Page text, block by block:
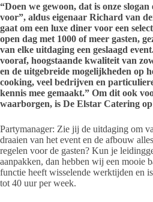
“Doen we gewoon, dat is onze
voor”, aldus eigenaar Richard van
gaat om een luxe diner voor een
open dag met 1000 of meer gasten,
van elke uitdaging een geslaagd
vooraf, hoogstaande kwaliteit van
en de uitgebreide mogelijkheden op
cooking, veel bedrijven en
kennis mee gemaakt.” Om dit ook
waarborgen, is De Elstar Catering
Partymanager: Zie jij de uitdaging om
draaien van het event en de afbouw
regelen voor de gasten? Kun je
aanpakken, dan hebben wij een mooie
functie heeft wisselende werktijden en
tot 40 uur per week.